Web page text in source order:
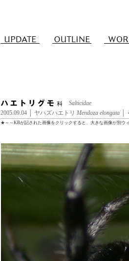
Salticidae
2005.09.04 │ ヤハズハエトリ Mendoza elongata │
★～～KBが記された画像をクリックすると、大きな画像が別ウ